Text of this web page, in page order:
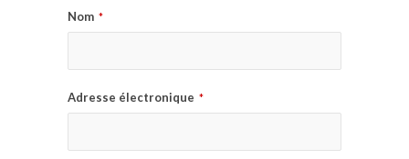
Nom *
Adresse électronique *